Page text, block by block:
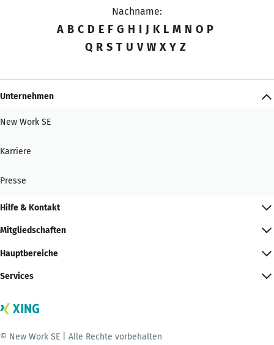
Nachname:
A B C D E F G H I J K L M N O P
Q R S T U V W X Y Z
Unternehmen
New Work SE
Karriere
Presse
Hilfe & Kontakt
Mitgliedschaften
Hauptbereiche
Services
© New Work SE | Alle Rechte vorbehalten